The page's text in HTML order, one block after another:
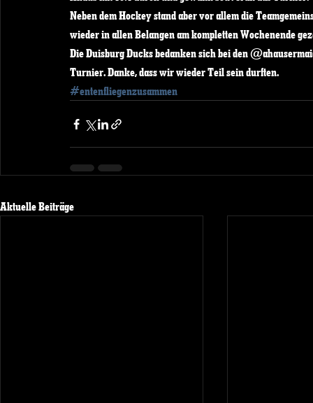
Neben dem Hockey stand aber vor allem die
wieder in allen Belangen am kompletten Wochenende
Die Duisburg Ducks bedanken sich bei den
Turnier. Danke, dass wir wieder Teil sein durften.
#entenfliegenzusammen
Aktuelle Beiträge